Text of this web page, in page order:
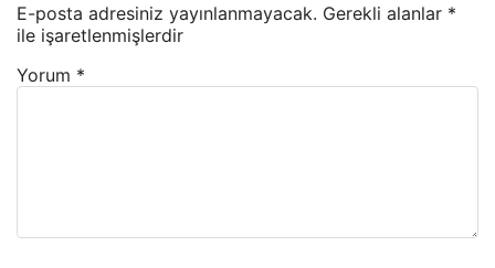
E-posta adresiniz yayınlanmayacak. Gerekli alanlar *
ile işaretlenmişlerdir
Yorum *